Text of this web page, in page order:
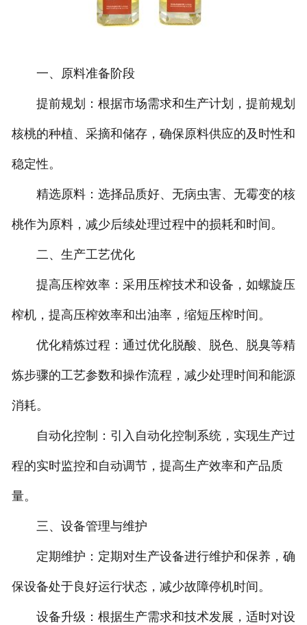
一、原料准备阶段
提前规划：根据市场需求和生产计划，提前规划
核桃的种植、采摘和储存，确保原料供应的及时性和
稳定性。
精选原料：选择品质好、无病虫害、无霉变的核
桃作为原料，减少后续处理过程中的损耗和时间。
二、生产工艺优化
提高压榨效率：采用压榨技术和设备，如螺旋压
榨机，提高压榨效率和出油率，缩短压榨时间。
优化精炼过程：通过优化脱酸、脱色、脱臭等精
炼步骤的工艺参数和操作流程，减少处理时间和能源
消耗。
自动化控制：引入自动化控制系统，实现生产过
程的实时监控和自动调节，提高生产效率和产品质
量。
三、设备管理与维护
定期维护：定期对生产设备进行维护和保养，确
保设备处于良好运行状态，减少故障停机时间。
设备升级：根据生产需求和技术发展，适时对设